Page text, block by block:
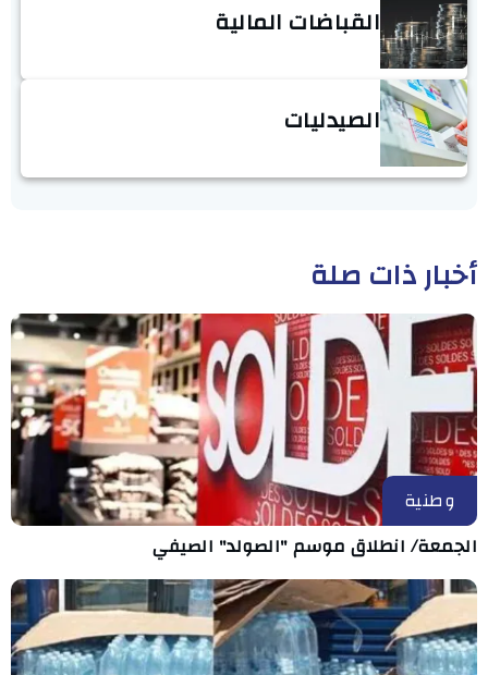
القباضات المالية
الصيدليات
أخبار ذات صلة
وطنية
الجمعة/ انطلاق موسم "الصولد" الصيفي